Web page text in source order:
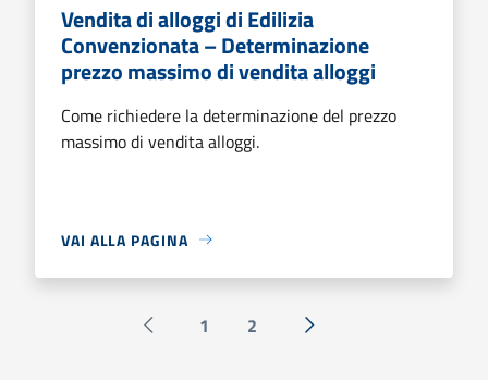
Vendita di alloggi di Edilizia
Convenzionata – Determinazione
prezzo massimo di vendita alloggi
Come richiedere la determinazione del prezzo
massimo di vendita alloggi.
VAI ALLA PAGINA
Pagina precedente
1 2 Successiva »